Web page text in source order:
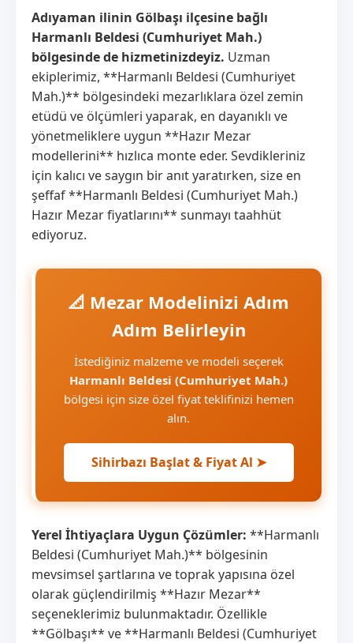
Adıyaman ilinin Gölbaşı ilçesine bağlı
Harmanlı Beldesi (Cumhuriyet Mah.)
bölgesinde de hizmetinizdeyiz. Uzman
ekiplerimiz, **Harmanlı Beldesi (Cumhuriyet
Mah.)** bölgesindeki mezarlıklara özel zemin
etüdü ve ölçümleri yaparak, en dayanıklı ve
yönetmeliklere uygun **Hazır Mezar
modellerini** hızlıca monte eder. Sevdikleriniz
için kalıcı ve saygın bir anıt yaratırken, size en
şeffaf **Harmanlı Beldesi (Cumhuriyet Mah.)
Hazır Mezar fiyatlarını** sunmayı taahhüt
ediyoruz.
📐 Mezar Modelinizi Adım
Adım Belirleyin
İstediğiniz malzeme ve modeli seçerek
Harmanlı Beldesi (Cumhuriyet Mah.)
bölgesi için size özel fiyat teklifinizi hemen
alın.
Sihirbazı Başlat & Fiyat Al ➤
Yerel İhtiyaçlara Uygun Çözümler: **Harmanlı
Beldesi (Cumhuriyet Mah.)** bölgesinin
mevsimsel şartlarına ve toprak yapısına özel
olarak güçlendirilmiş **Hazır Mezar**
seçeneklerimiz bulunmaktadır. Özellikle
**Gölbaşı** ve **Harmanlı Beldesi (Cumhuriyet